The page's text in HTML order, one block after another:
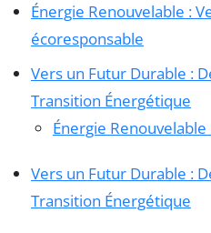
Énergie Renouvelable :
écoresponsable
Vers un Futur Durable :
Transition Énergétique
Énergie
Vers un Futur Durable :
Transition Énergétique